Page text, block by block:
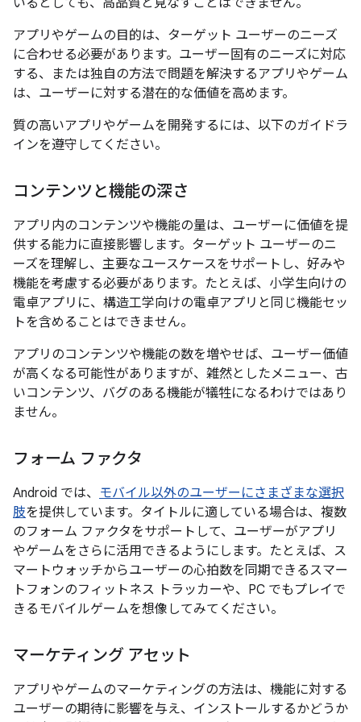
いるとしても、高品質と見なすことはできません。
アプリやゲームの目的は、ターゲット ユーザーのニーズ
に合わせる必要があります。ユーザー固有のニーズに対応
する、または独自の方法で問題を解決するアプリやゲーム
は、ユーザーに対する潜在的な価値を高めます。
質の高いアプリやゲームを開発するには、以下のガイドラ
インを遵守してください。
コンテンツと機能の深さ
アプリ内のコンテンツや機能の量は、ユーザーに価値を提
供する能力に直接影響します。ターゲット ユーザーのニ
ーズを理解し、主要なユースケースをサポートし、好みや
機能を考慮する必要があります。たとえば、小学生向けの
電卓アプリに、構造工学向けの電卓アプリと同じ機能セッ
トを含めることはできません。
アプリのコンテンツや機能の数を増やせば、ユーザー価値
が高くなる可能性がありますが、雑然としたメニュー、古
いコンテンツ、バグのある機能が犠牲になるわけではあり
ません。
フォーム ファクタ
Android では、 モバイル以外のユーザーにさまざまな選択
肢を提供しています。タイトルに適している場合は、複数
のフォーム ファクタをサポートして、ユーザーがアプリ
やゲームをさらに活用できるようにします。たとえば、ス
マートウォッチからユーザーの心拍数を同期できるスマー
トフォンのフィットネス トラッカーや、PC でもプレイで
きるモバイルゲームを想像してみてください。
マーケティング アセット
アプリやゲームのマーケティングの方法は、機能に対する
ユーザーの期待に影響を与え、インストールするかどうか